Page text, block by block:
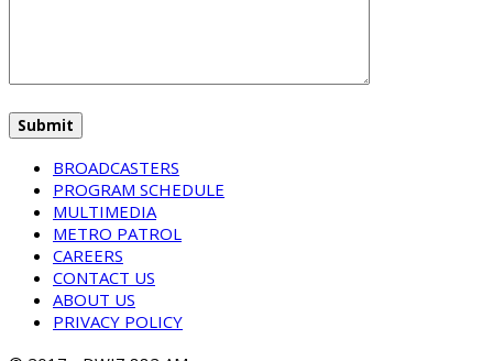
BROADCASTERS
PROGRAM SCHEDULE
MULTIMEDIA
METRO PATROL
CAREERS
CONTACT US
ABOUT US
PRIVACY POLICY